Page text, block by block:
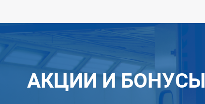
АКЦИИ И БОНУСЫ